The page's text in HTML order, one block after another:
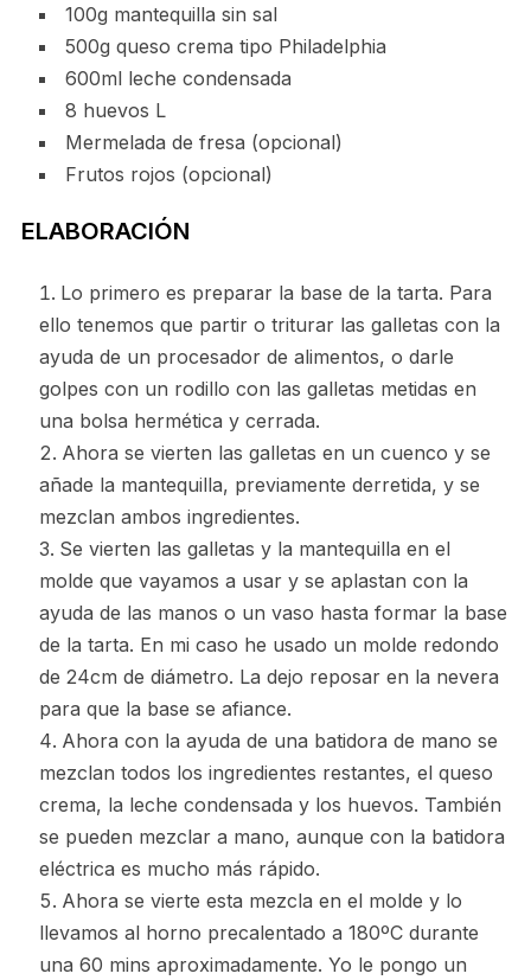
100g mantequilla sin sal
500g queso crema tipo Philadelphia
600ml leche condensada
8 huevos L
Mermelada de fresa (opcional)
Frutos rojos (opcional)
ELABORACIÓN
Lo primero es preparar la base de la tarta. Para
ello tenemos que partir o triturar las galletas con la
ayuda de un procesador de alimentos, o darle
golpes con un rodillo con las galletas metidas en
una bolsa hermética y cerrada.
Ahora se vierten las galletas en un cuenco y se
añade la mantequilla, previamente derretida, y se
mezclan ambos ingredientes.
Se vierten las galletas y la mantequilla en el
molde que vayamos a usar y se aplastan con la
ayuda de las manos o un vaso hasta formar la base
de la tarta. En mi caso he usado un molde redondo
de 24cm de diámetro. La dejo reposar en la nevera
para que la base se afiance.
Ahora con la ayuda de una batidora de mano se
mezclan todos los ingredientes restantes, el queso
crema, la leche condensada y los huevos. También
se pueden mezclar a mano, aunque con la batidora
eléctrica es mucho más rápido.
Ahora se vierte esta mezcla en el molde y lo
llevamos al horno precalentado a 180ºC durante
una 60 mins aproximadamente. Yo le pongo un